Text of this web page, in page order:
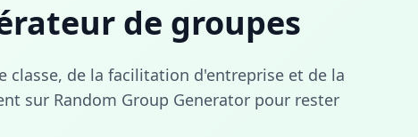
de groupes
classe, de la facilitation d'entreprise et de la
sur Random Group Generator pour rester